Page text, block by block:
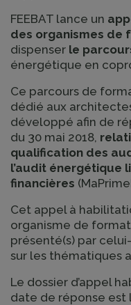
FEEBAT lance un
des organismes de
dispenser le
énergétique en
Ce parcours de
dédié aux
développé afin de
du 30 mai 2018,
qualification des
l’audit énergétique
financières
Cet appel à
organisme de
présenté(s) par
sur les thématiques
Le dossier d’appel
date de réponse est